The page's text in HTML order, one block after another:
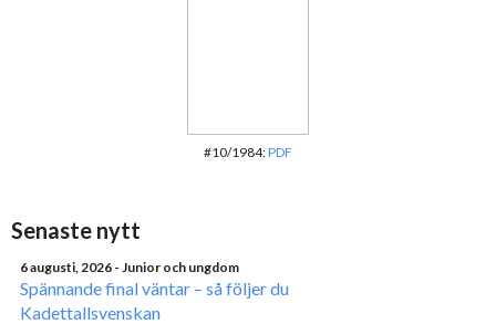
#10/1984:PDF
Senaste nytt
6 augusti, 2026 - Junior och ungdom
Spännande final väntar – så följer du
Kadettallsvenskan